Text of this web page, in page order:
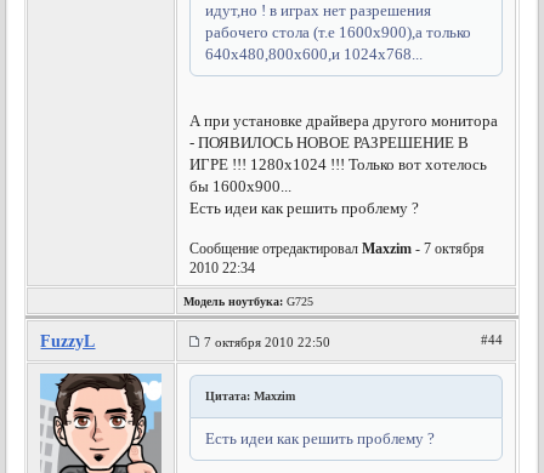
идут,но ! в играх нет разрешения
рабочего стола (т.е 1600х900),а только
640х480,800х600,и 1024х768...
А при установке драйвера другого монитора
- ПОЯВИЛОСЬ НОВОЕ РАЗРЕШЕНИЕ В
ИГРЕ !!! 1280х1024 !!! Только вот хотелось
бы 1600х900...
Есть идеи как решить проблему ?
Сообщение отредактировалMaxzim - 7 октября
2010 22:34
Модель ноутбука: G725
FuzzyL 7 октября 2010 22:50 #44
Цитата: Maxzim
Есть идеи как решить проблему ?